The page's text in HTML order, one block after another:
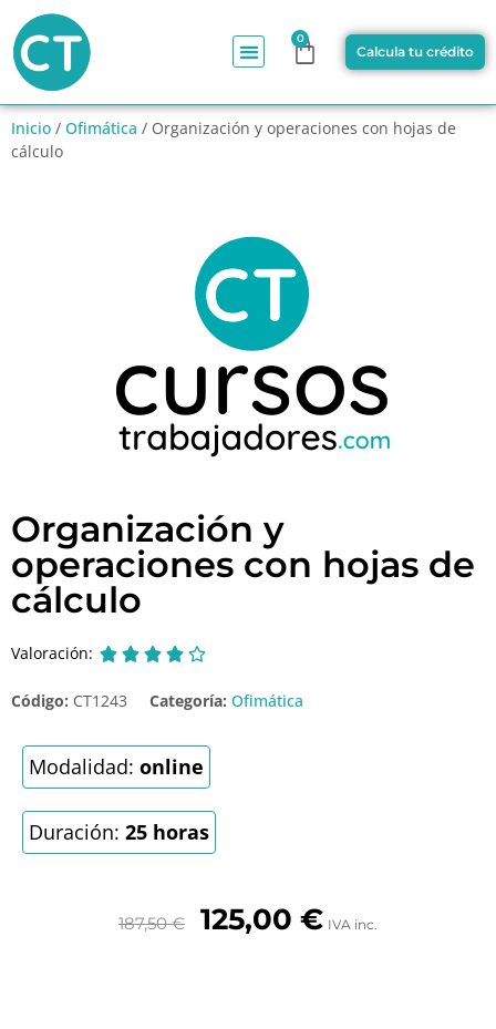
0
Calcula tu crédito
Inicio / Ofimática / Organización y operaciones con hojas de
cálculo
Organización y
operaciones con hojas de
cálculo
Valoración:     
Código: CT1243 Categoría: Ofimática
Modalidad: online
Duración: 25 horas
187,50€ 125,00 € IVA inc.